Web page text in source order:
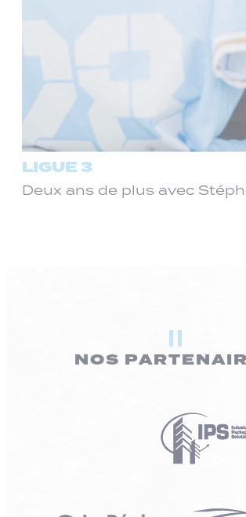
LIGUE 3
Deux ans de plus avec
NOS